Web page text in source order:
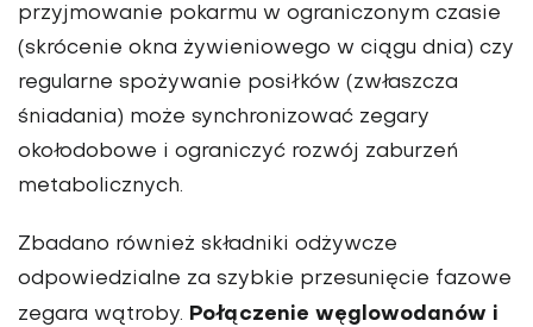
przyjmowanie pokarmu w ograniczonym czasie
(skrócenie okna żywieniowego w ciągu dnia) czy
regularne spożywanie posiłków (zwłaszcza
śniadania) może synchronizować zegary
okołodobowe i ograniczyć rozwój zaburzeń
metabolicznych.
Zbadano również składniki odżywcze
odpowiedzialne za szybkie przesunięcie fazowe
zegara wątroby. Połączenie węglowodanów i